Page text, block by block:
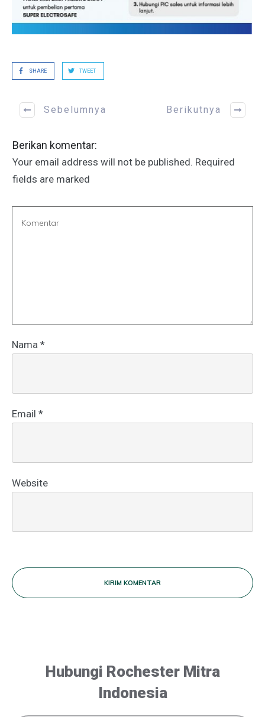
SHARE TWEET
Sebelumnya Berikutnya
Berikan komentar:
Your email address will not be published. Required
fields are marked
Nama *
Email *
Website
KIRIM KOMENTAR
Hubungi Rochester Mitra
Indonesia